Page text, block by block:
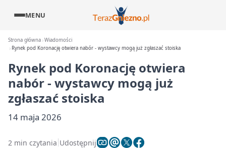
MENU
Strona główna Wiadomości
Rynek pod Koronację otwiera nabór - wystawcy mogą już zgłaszać stoiska
Rynek pod Koronację otwiera
nabór - wystawcy mogą już
zgłaszać stoiska
14 maja 2026
2 min czytania Udostępnij